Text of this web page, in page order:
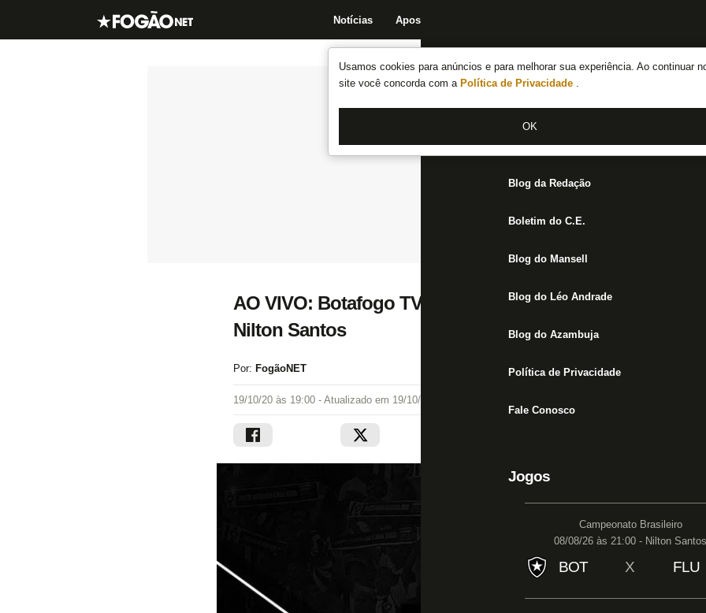
Usamos cookies para anúncios e para melhorar sua experiência. Ao continuar
site você concorda com a Política de Privacidade .
OK
Notícias Apostas
Notícias do Botafogo
Fórum
Jogos
Blog da Redação
Boletim do C.E.
Blog do Mansell
Blog do Léo Andrade
Blog do Azambuja
Política de Privacidade
Fale Conosco
Jogos
Campeonato Brasileiro
08/08/26 às 21:00 - Nilton Santos
BOT X FLU
AO VIVO: Botafogo TV transmite em áudio duelo contra
Nilton Santos
Por: FogãoNET
19/10/20 às 19:00 - Atualizado em 19/10/20 às 21:57